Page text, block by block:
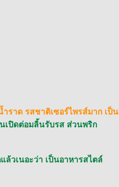
ราด รสชาติเซอร์ไพรส์มาก เป็น
เปิดต่อมลิ้นรับรส ส่วนพริก
ล้วเนอะว่า เป็นอาหารสไตล์